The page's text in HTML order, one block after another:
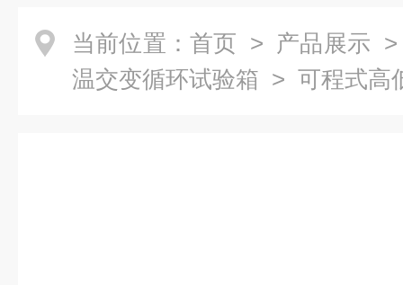
当前位置： 首页 > 产品展示
温交变循环试验箱 > 可程式高